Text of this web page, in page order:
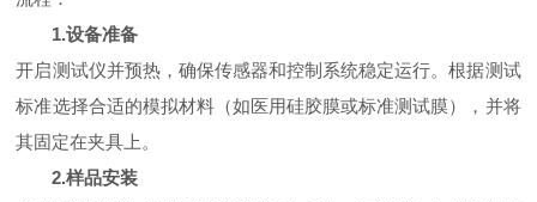
1.设备准备
开启测试仪并预热，确保传感器和控制系统稳定运行。根据测试
标准选择合适的模拟材料（如医用硅胶膜或标准测试膜），并将
其固定在夹具上。
2.样品安装